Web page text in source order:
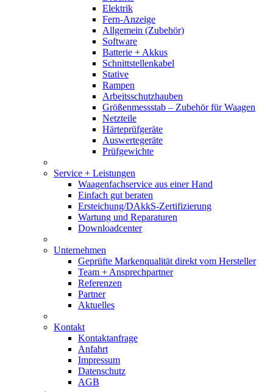
Elektrik
Fern-Anzeige
Allgemein (Zubehör)
Software
Batterie + Akkus
Schnittstellenkabel
Stative
Rampen
Arbeitsschutzhauben
Größenmessstab – Zubehör für Waagen
Netzteile
Härteprüfgeräte
Auswertegeräte
Prüfgewichte
Service + Leistungen
Waagenfachservice aus einer Hand
Einfach gut beraten
Ersteichung/DAkkS-Zertifizierung
Wartung und Reparaturen
Downloadcenter
Unternehmen
Geprüfte Markenqualität direkt vom Hersteller
Team + Ansprechpartner
Referenzen
Partner
Aktuelles
Kontakt
Kontaktanfrage
Anfahrt
Impressum
Datenschutz
AGB